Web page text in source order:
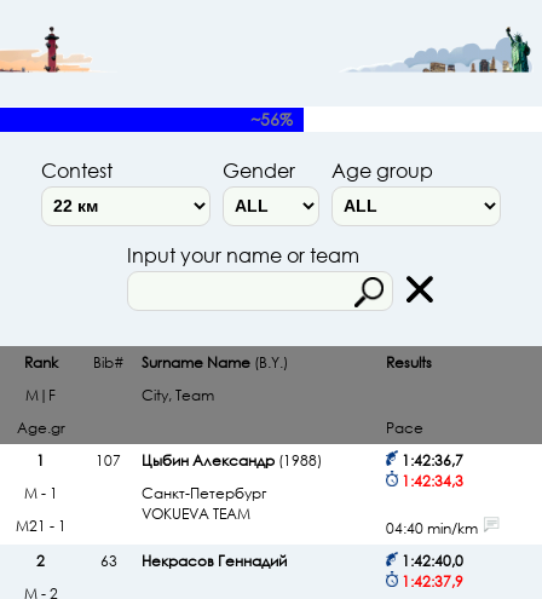
~56%
Contest Gender Age group
Input your name or team
Rank Bib# Surname Name(B.Y.)
City, Team
Results
M|F
Age.gr
Pace
1
107 Цыбин Александр(1988)
Санкт-Петербург
VOKUEVA TEAM
1:42:36,7
1:42:34,3
М - 1
М21 - 1
04:40 min/km
2
63 Некрасов Геннадий
1:42:40,0
1:42:37,9
М - 2